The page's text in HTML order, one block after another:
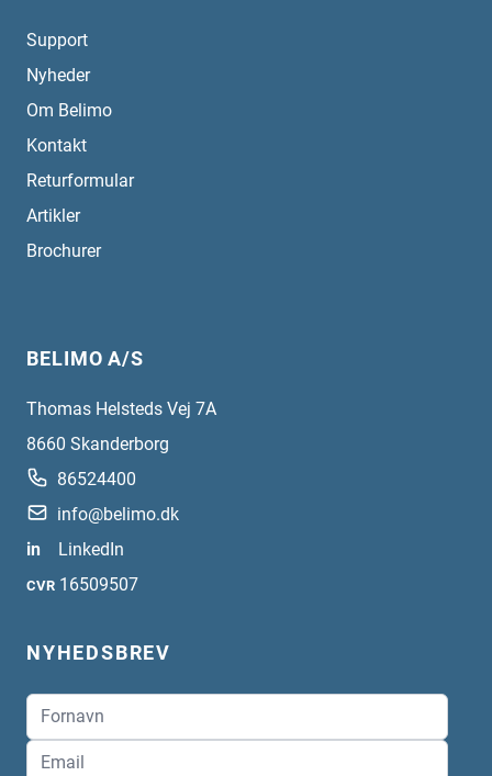
Support
Nyheder
Om Belimo
Kontakt
Returformular
Artikler
Brochurer
BELIMO A/S
Thomas Helsteds Vej 7A
8660 Skanderborg
86524400
info@belimo.dk
in
LinkedIn
CVR 16509507
NYHEDSBREV